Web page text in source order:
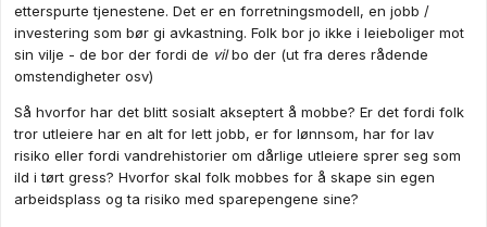
etterspurte tjenestene. Det er en forretningsmodell, en jobb /
investering som bør gi avkastning. Folk bor jo ikke i leieboliger mot
sin vilje - de bor der fordi de vilbo der (ut fra deres rådende
omstendigheter osv)
Så hvorfor har det blitt sosialt akseptert å mobbe? Er det fordi folk
tror utleiere har en alt for lett jobb, er for lønnsom, har for lav
risiko eller fordi vandrehistorier om dårlige utleiere sprer seg som
ild i tørt gress? Hvorfor skal folk mobbes for å skape sin egen
arbeidsplass og ta risiko med sparepengene sine?